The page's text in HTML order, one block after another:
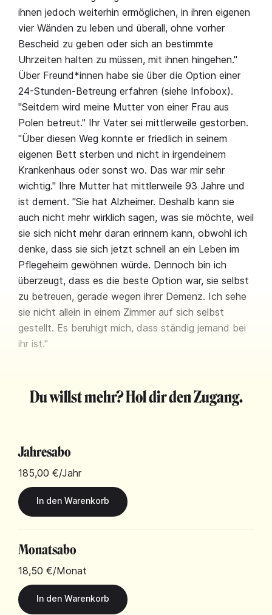
ihnen jedoch weiterhin ermöglichen, in ihren eigenen
vier Wänden zu leben und überall, ohne vorher
Bescheid zu geben oder sich an bestimmte
Uhrzeiten halten zu müssen, mit ihnen hingehen."
Über Freund*innen habe sie über die Option einer
24-Stunden-Betreung erfahren (siehe Infobox).
"Seitdem wird meine Mutter von einer Frau aus
Polen betreut." Ihr Vater sei mittlerweile gestorben.
"Über diesen Weg konnte er friedlich in seinem
eigenen Bett sterben und nicht in irgendeinem
Krankenhaus oder sonst wo. Das war mir sehr
wichtig." Ihre Mutter hat mittlerweile 93 Jahre und
ist dement. "Sie hat Alzheimer. Deshalb kann sie
auch nicht mehr wirklich sagen, was sie möchte, weil
sie sich nicht mehr daran erinnern kann, obwohl ich
denke, dass sie sich jetzt schnell an ein Leben im
Pflegeheim gewöhnen würde. Dennoch bin ich
überzeugt, dass es die beste Option war, sie selbst
zu betreuen, gerade wegen ihrer Demenz. Ich sehe
sie nicht allein in einem Zimmer auf sich selbst
gestellt. Es beruhigt mich, dass ständig jemand bei
ihr ist."
Du willst mehr? Hol dir den Zugang.
Jahresabo
185,00 €/Jahr
Monatsabo
18,50 €/Monat